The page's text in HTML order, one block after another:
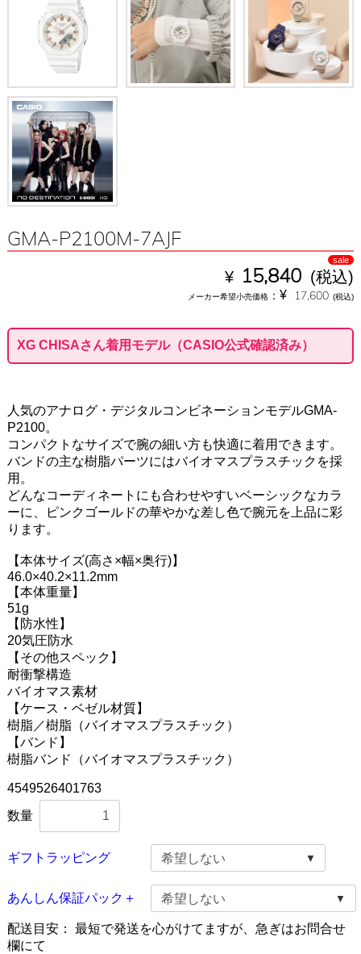
GMA-P2100M-7AJF
sale
¥ 15,840 (税込)
メーカー希望小売価格 ：¥ 17,600 (税込)
XG CHISAさん着用モデル（CASIO公式確認済み）
人気のアナログ・デジタルコンビネーションモデルGMA-
P2100。
コンパクトなサイズで腕の細い方も快適に着用できます。
バンドの主な樹脂パーツにはバイオマスプラスチックを採
用。
どんなコーディネートにも合わせやすいベーシックなカラ
ーに、ピンクゴールドの華やかな差し色で腕元を上品に彩
ります。
【本体サイズ(高さ×幅×奥行)】
46.0×40.2×11.2mm
【本体重量】
51g
【防水性】
20気圧防水
【その他スペック】
耐衝撃構造
バイオマス素材
【ケース・ベゼル材質】
樹脂／樹脂（バイオマスプラスチック）
【バンド】
樹脂バンド（バイオマスプラスチック）
4549526401763
数量
ギフトラッピング
あんしん保証パック＋
配送目安： 最短で発送を心がけてますが、急ぎはお問合せ
欄にて